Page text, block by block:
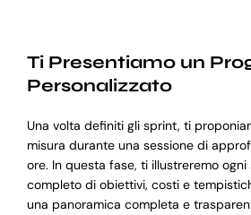
Ti Presentiamo un
Personalizzato
Una volta definiti gli sprint, ti
misura durante una sessione di
ore. In questa fase, ti illustreremo
completo di obiettivi, costi e
una panoramica completa e